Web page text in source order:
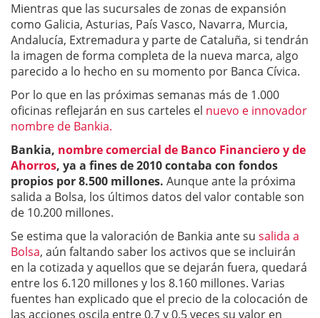
Mientras que las sucursales de zonas de expansión
como Galicia, Asturias, País Vasco, Navarra, Murcia,
Andalucía, Extremadura y parte de Cataluña, si tendrán
la imagen de forma completa de la nueva marca, algo
parecido a lo hecho en su momento por Banca Cívica.
Por lo que en las próximas semanas más de 1.000
oficinas reflejarán en sus carteles el nuevo e innovador
nombre de Bankia.
Bankia, nombre comercial de Banco Financiero y de
Ahorros, ya a fines de 2010 contaba con fondos
propios por 8.500 millones. Aunque ante la próxima
salida a Bolsa, los últimos datos del valor contable son
de 10.200 millones.
Se estima que la valoración de Bankia ante su salida a
Bolsa, aún faltando saber los activos que se incluirán
en la cotizada y aquellos que se dejarán fuera, quedará
entre los 6.120 millones y los 8.160 millones. Varias
fuentes han explicado que el precio de la colocación de
las acciones oscila entre 0,7 y 0,5 veces su valor en